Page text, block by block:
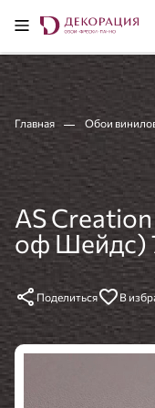
Главная Обои
AS
оф Шейдс)
Поделиться В